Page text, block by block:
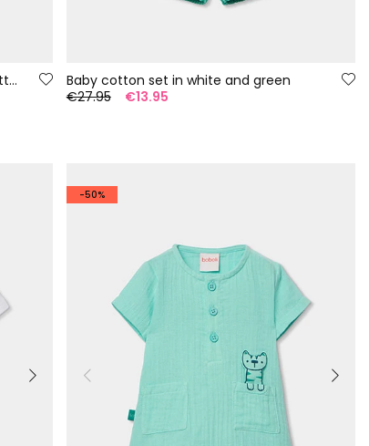
Baby set dungarees and checked cotton t-shirt
Baby cotton set in white and green
€27.95
€13.95
-50%